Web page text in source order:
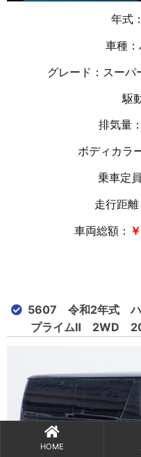
年式
車種
グレード：スー
駆
排気量
ボディカラ
乗車定
走行距
車両総額：
5607 令和2年式 ハ
プライムⅡ 2WD
HOME